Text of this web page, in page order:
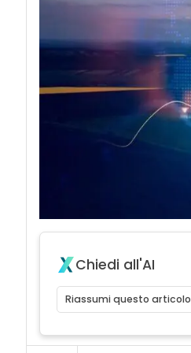
Chiedi all'AI
Riassumi questo articolo